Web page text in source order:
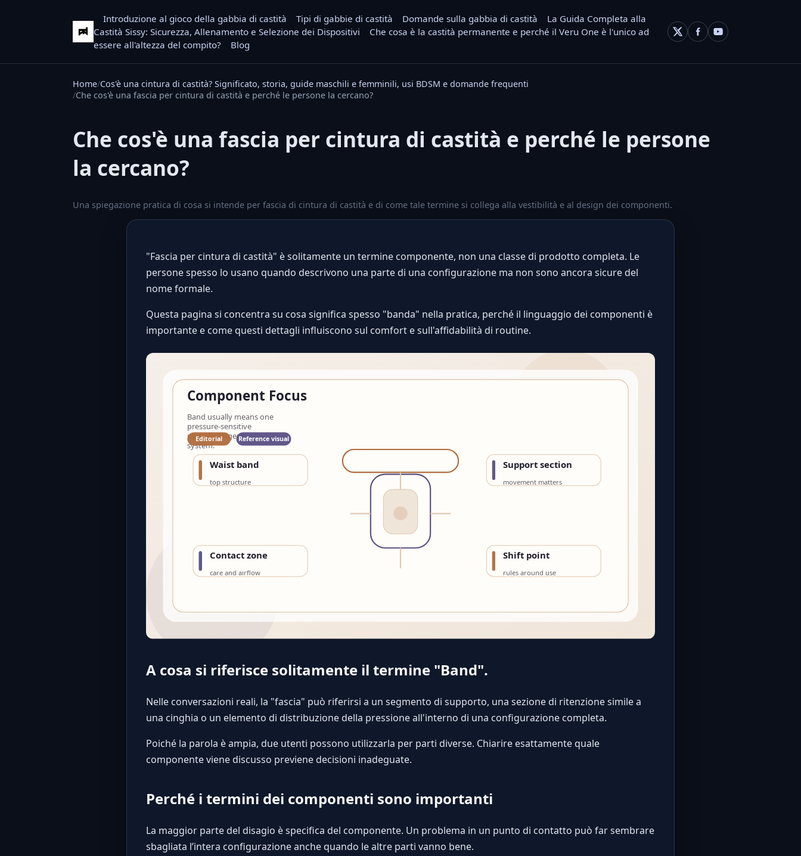
Introduzione al gioco della gabbia di castità Tipi di gabbie di castità Domande sulla gabbia di castità
La Guida Completa alla
Castità Sissy: Sicurezza, Allenamento e Selezione dei Dispositivi
Che cosa è la castità permanente e perché il Veru One è l'unico ad
essere all'altezza del compito?
Blog
Home Cos'è una cintura di castità? Significato, storia, guide maschili e femminili, usi BDSM e domande frequenti
Che cos'è una fascia per cintura di castità e perché le persone la cercano?
Che cos'è una fascia per cintura di castità e perché le persone
la cercano?
Una spiegazione pratica di cosa si intende per fascia di cintura di castità e di come tale termine si collega alla vestibilità e al design dei componenti.
"Fascia per cintura di castità" è solitamente un termine componente, non una classe di prodotto completa. Le
persone spesso lo usano quando descrivono una parte di una configurazione ma non sono ancora sicure del
nome formale.
Questa pagina si concentra su cosa significa spesso "banda" nella pratica, perché il linguaggio dei componenti è
importante e come questi dettagli influiscono sul comfort e sull'affidabilità di routine.
A cosa si riferisce solitamente il termine "Band".
Nelle conversazioni reali, la "fascia" può riferirsi a un segmento di supporto, una sezione di ritenzione simile a
una cinghia o un elemento di distribuzione della pressione all'interno di una configurazione completa.
Poiché la parola è ampia, due utenti possono utilizzarla per parti diverse. Chiarire esattamente quale
componente viene discusso previene decisioni inadeguate.
Perché i termini dei componenti sono importanti
La maggior parte del disagio è specifica del componente. Un problema in un punto di contatto può far sembrare
sbagliata l’intera configurazione anche quando le altre parti vanno bene.